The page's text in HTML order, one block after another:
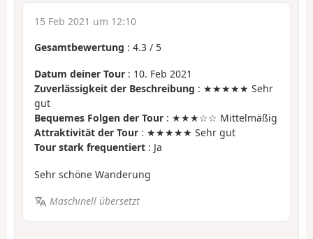
15 Feb 2021 um 12:10
Gesamtbewertung : 4.3 / 5
Datum deiner Tour : 10. Feb 2021
Zuverlässigkeit der Beschreibung : ★★★★★ Sehr
gut
Bequemes Folgen der Tour : ★★★☆☆ Mittelmäßig
Attraktivität der Tour : ★★★★★ Sehr gut
Tour stark frequentiert : Ja
Sehr schöne Wanderung
Maschinell übersetzt